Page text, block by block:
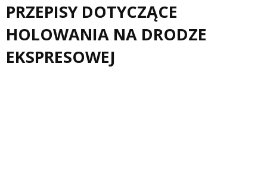
PRZEPISY DOTYCZĄCE
HOLOWANIA NA DRODZE
EKSPRESOWEJ